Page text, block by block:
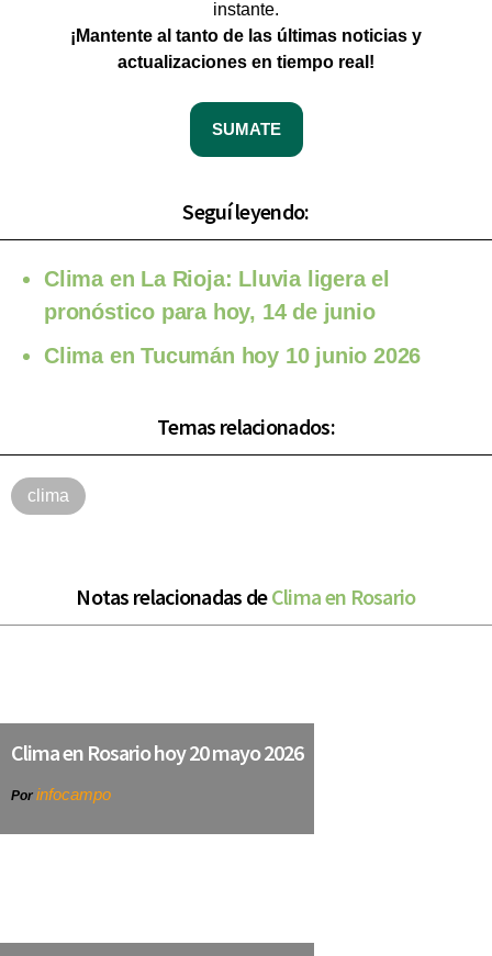
instante.
¡Mantente al tanto de las últimas noticias y
actualizaciones en tiempo real!
SUMATE
Seguí leyendo:
Clima en La Rioja: Lluvia ligera el
pronóstico para hoy, 14 de junio
Clima en Tucumán hoy 10 junio 2026
Temas relacionados:
clima
Notas relacionadas deClima en Rosario
Clima en Rosario hoy 20 mayo 2026
Por infocampo